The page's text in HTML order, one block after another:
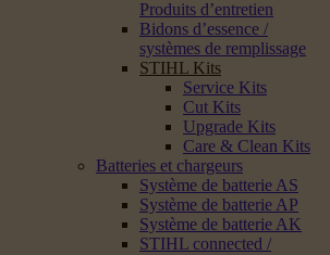
Produits d’entretien
Bidons d’essence /
systèmes de remplissage
STIHL Kits
Service Kits
Cut Kits
Upgrade Kits
Care & Clean Kits
Batteries et chargeurs
Système de batterie AS
Système de batterie AP
Système de batterie AK
STIHL connected /